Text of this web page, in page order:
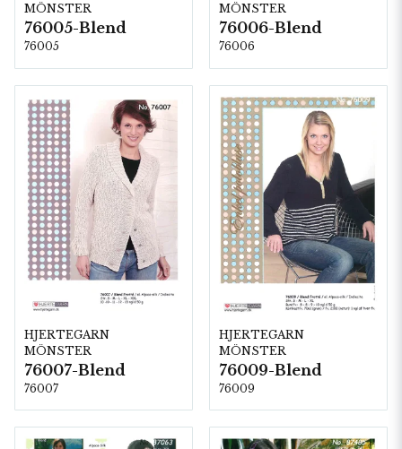
MÖNSTER
76005-Blend
76005
MÖNSTER
76006-Blend
76006
HJERTEGARN
MÖNSTER
76007-Blend
76007
HJERTEGARN
MÖNSTER
76009-Blend
76009